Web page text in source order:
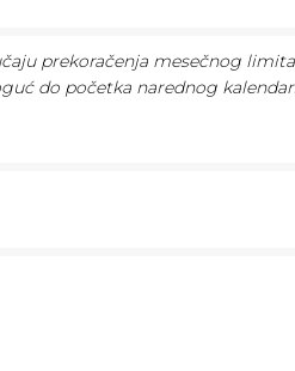
prekoračenja mesečnog limita
do početka narednog